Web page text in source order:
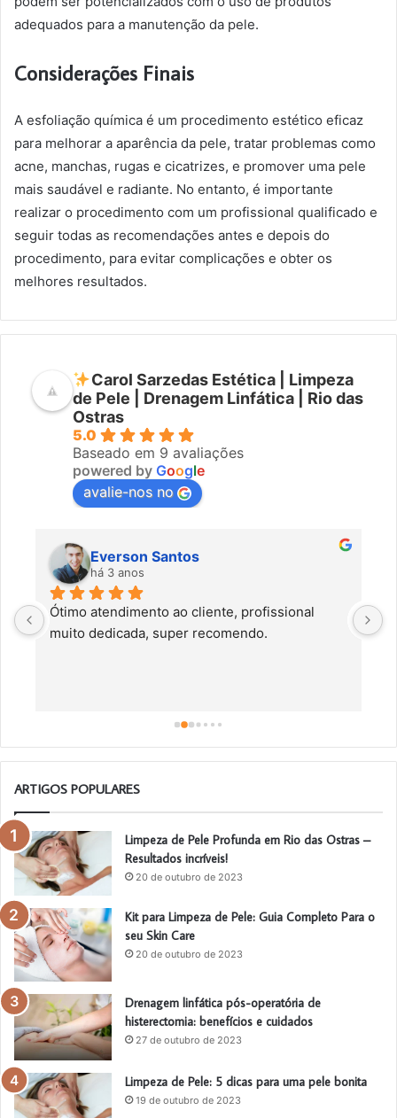
adequados para a manutenção da pele.
Considerações Finais
A esfoliação química é um procedimento estético eficaz
para melhorar a aparência da pele, tratar problemas como
acne, manchas, rugas e cicatrizes, e promover uma pele
mais saudável e radiante. No entanto, é importante
realizar o procedimento com um profissional qualificado e
seguir todas as recomendações antes e depois do
procedimento, para evitar complicações e obter os
melhores resultados.
Carol Sarzedas Estética | Limpeza
de Pele | Drenagem Linfática | Rio das
Ostras
5.0
Baseado em 9 avaliações
powered by Google
avalie-nos no
Everson Santos
há 3 anos
Ótimo atendimento ao cliente, profissional
muito dedicada, super recomendo.
ARTIGOS POPULARES
Limpeza de Pele Profunda em Rio das Ostras –
Resultados incríveis!
20 de outubro de 2023
Kit para Limpeza de Pele: Guia Completo Para o
seu Skin Care
20 de outubro de 2023
Drenagem linfática pós-operatória de
histerectomia: benefícios e cuidados
27 de outubro de 2023
Limpeza de Pele: 5 dicas para uma pele bonita
19 de outubro de 2023